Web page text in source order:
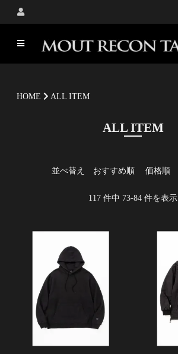
HOME ALL ITEM
ALL ITEM
並べ替え おすすめ順 価格順
117 件中 73-84 件を表示